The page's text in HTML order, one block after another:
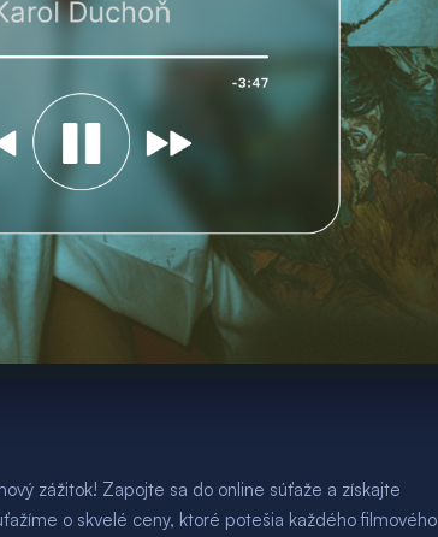
zážitok! Zapojte sa do online súťaže a získajte
o skvelé ceny, ktoré potešia každého filmového